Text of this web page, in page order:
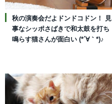
秋の演奏会だよドンドコドン！ 見
事なシッポさばきで和太鼓を打ち
鳴らす猫さんが面白い (*´∀｀*)♪